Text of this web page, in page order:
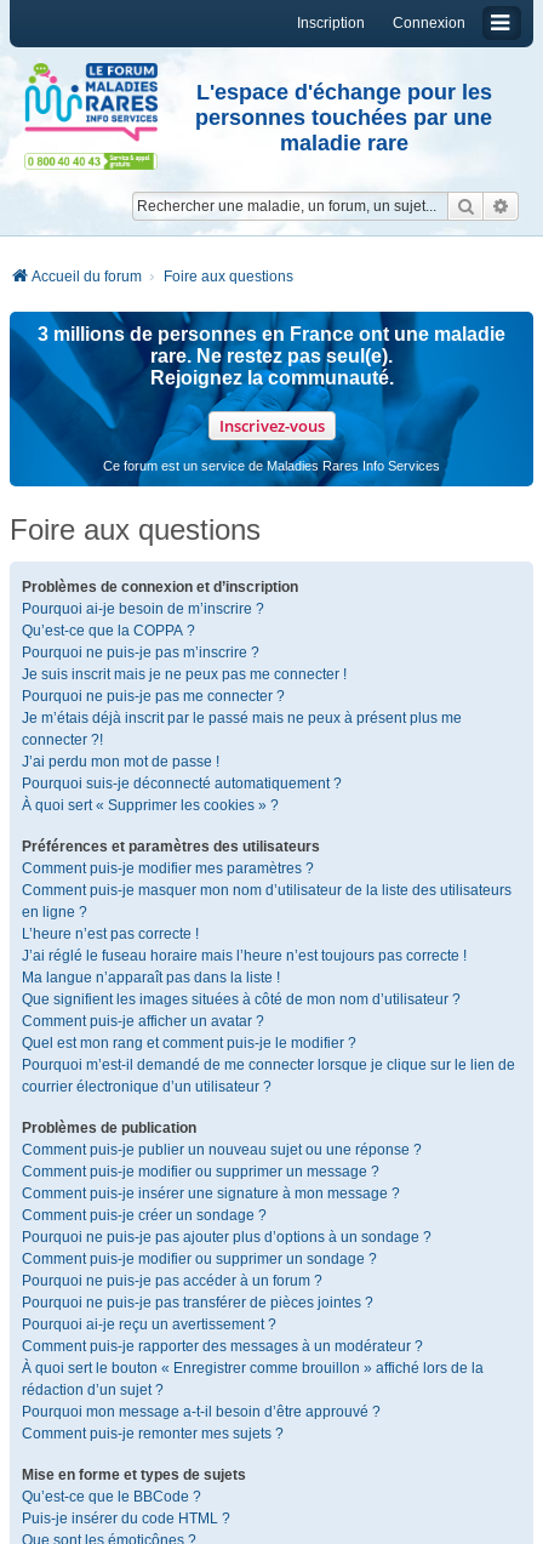
Connexion
Inscription
L'espace d'échange pour les
personnes touchées par une
maladie rare
Accueil du forum Foire aux questions
3 millions de personnes en France ont une maladie
rare. Ne restez pas seul(e).
Rejoignez la communauté.
Inscrivez-vous
Ce forum est un service de Maladies Rares Info Services
Foire aux questions
Problèmes de connexion et d’inscription
Pourquoi ai-je besoin de m’inscrire ?
Qu’est-ce que la COPPA ?
Pourquoi ne puis-je pas m’inscrire ?
Je suis inscrit mais je ne peux pas me connecter !
Pourquoi ne puis-je pas me connecter ?
Je m’étais déjà inscrit par le passé mais ne peux à présent plus me
connecter ?!
J’ai perdu mon mot de passe !
Pourquoi suis-je déconnecté automatiquement ?
À quoi sert « Supprimer les cookies » ?
Préférences et paramètres des utilisateurs
Comment puis-je modifier mes paramètres ?
Comment puis-je masquer mon nom d’utilisateur de la liste des utilisateurs
en ligne ?
L’heure n’est pas correcte !
J’ai réglé le fuseau horaire mais l’heure n’est toujours pas correcte !
Ma langue n’apparaît pas dans la liste !
Que signifient les images situées à côté de mon nom d’utilisateur ?
Comment puis-je afficher un avatar ?
Quel est mon rang et comment puis-je le modifier ?
Pourquoi m’est-il demandé de me connecter lorsque je clique sur le lien de
courrier électronique d’un utilisateur ?
Problèmes de publication
Comment puis-je publier un nouveau sujet ou une réponse ?
Comment puis-je modifier ou supprimer un message ?
Comment puis-je insérer une signature à mon message ?
Comment puis-je créer un sondage ?
Pourquoi ne puis-je pas ajouter plus d’options à un sondage ?
Comment puis-je modifier ou supprimer un sondage ?
Pourquoi ne puis-je pas accéder à un forum ?
Pourquoi ne puis-je pas transférer de pièces jointes ?
Pourquoi ai-je reçu un avertissement ?
Comment puis-je rapporter des messages à un modérateur ?
À quoi sert le bouton « Enregistrer comme brouillon » affiché lors de la
rédaction d’un sujet ?
Pourquoi mon message a-t-il besoin d’être approuvé ?
Comment puis-je remonter mes sujets ?
Mise en forme et types de sujets
Qu’est-ce que le BBCode ?
Puis-je insérer du code HTML ?
Que sont les émoticônes ?